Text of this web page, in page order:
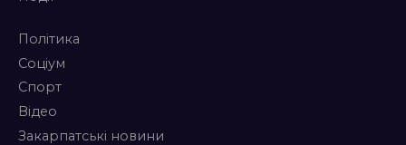
Політика
Соціум
Спорт
Відео
Закарпатські новини